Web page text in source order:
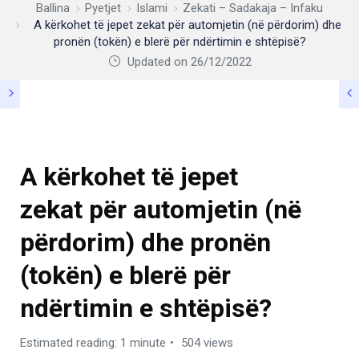
Ballina Pyetjet Islami
Zekati – Sadakaja – Infaku
A kërkohet të jepet zekat për automjetin (në përdorim) dhe
pronën (tokën) e blerë për ndërtimin e shtëpisë?
Updated on 26/12/2022
A kërkohet të jepet
zekat për automjetin (në
përdorim) dhe pronën
(tokën) e blerë për
ndërtimin e shtëpisë?
Estimated reading: 1 minute 504 views